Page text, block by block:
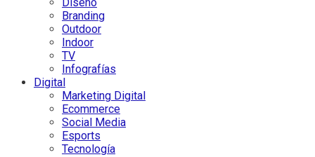
Branding
Outdoor
Indoor
TV
Infografías
Digital
Marketing Digital
Ecommerce
Social Media
Esports
Tecnología